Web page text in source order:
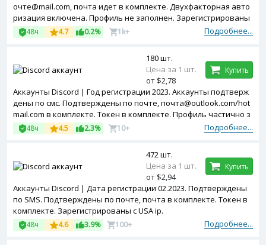
очте@mail.com, почта идет в комплекте. Двухфакторная авто
ризация включена. Профиль не заполнен. Зарегистрированы
с MIX ip.
Подробнее...
48ч 4.7 0.2% 1k+
Аккаунты Discord | Год регистрации 2023. Аккаунты подтверж
дены по смс. Подтверждены по почте, почта@outlook.com/hot
mail.com в комплекте. Токен в комплекте. Профиль частично з
аполнен. Зарегистрированы с MIX ip.
Подробнее...
48ч 4.5 2.3% 10+
180 шт.
Цена за 1 шт.
от $2,78
Купить
Аккаунты Discord | Дата регистрации 02.2023. Подтверждены
по SMS. Подтверждены по почте, почта в комплекте. Токен в
комплекте. Зарегистрированы с USA ip.
Подробнее...
48ч 4.6 3.9% 100+
472 шт.
Цена за 1 шт.
от $2,94
Купить